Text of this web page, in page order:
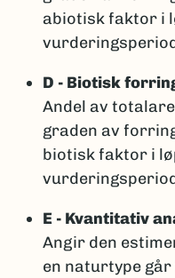
abiotisk faktor i
D - Biotisk
Andel av
graden av
biotisk faktor i
E - Kvantitativ
Angir den
en naturtype